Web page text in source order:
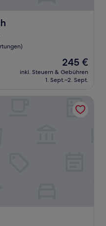
Der
Preis
beträgt
245 €
inkl. Steuern & Gebühren
1. Sept.–2. Sept.